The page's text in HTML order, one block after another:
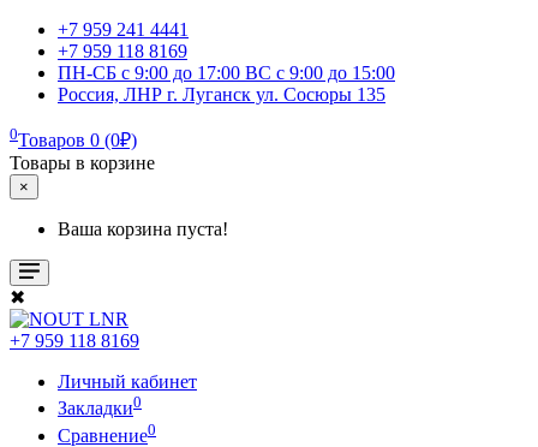
+7 959 241 4441
+7 959 118 8169
ПН-СБ с 9:00 до 17:00 ВС с 9:00 до 15:00
Россия, ЛНР г. Луганск ул. Сосюры 135
0Товаров 0 (0₽)
Товары в корзине
×
Ваша корзина пуста!
✖
+7 959 118 8169
Личный кабинет
Закладки0
Сравнение0